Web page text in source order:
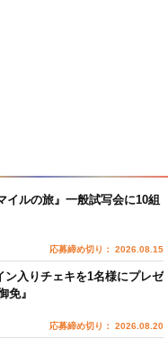
イルの旅』一般試写会に10組
応募締め切り： 2026.08.15
入りチェキを1名様にプレゼ
免』
応募締め切り： 2026.08.20